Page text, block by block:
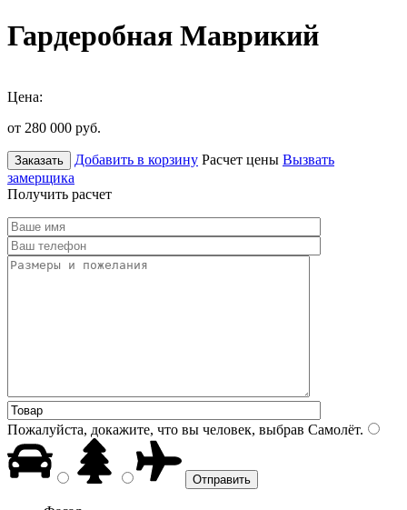
Гардеробная Маврикий
Цена:
от 280 000 руб.
Заказать Добавить в корзину Расчет цены Вызвать
замерщика
Получить расчет
Пожалуйста, докажите, что вы человек, выбрав Самолёт.